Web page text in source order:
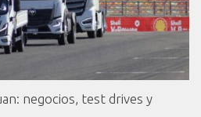
negocios, test drives y